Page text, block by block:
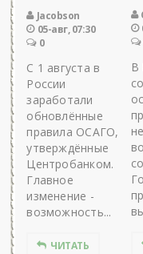
Jacobson
05-авг, 07:30
0
С 1 августа в
России
заработали
обновлённые
правила ОСАГО,
утверждённые
Центробанком.
Главное
изменение -
возможность...
ЧИТАТЬ
В